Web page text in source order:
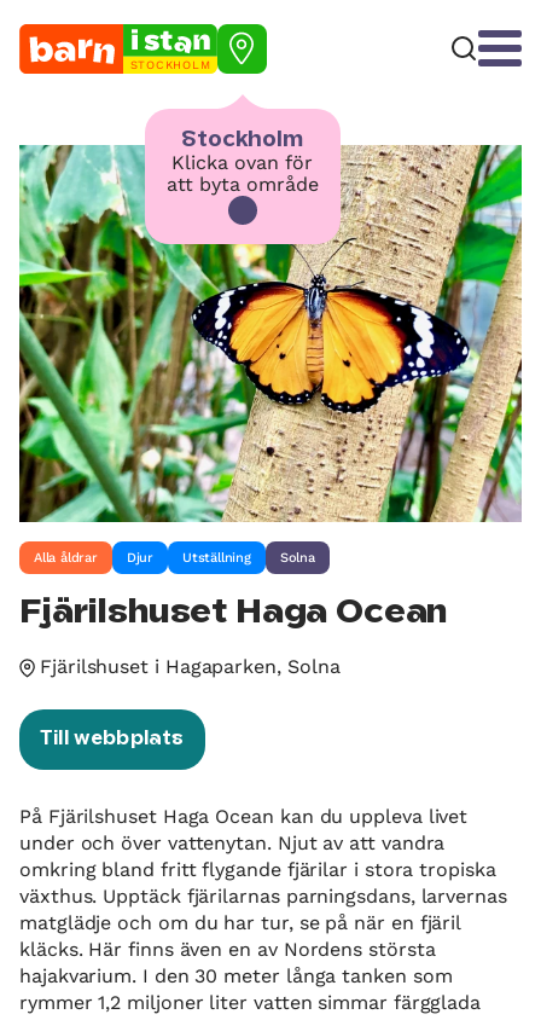
STOCKHOLM
Stockholm
Klicka ovan för
att byta område
Alla åldrar Djur Utställning Solna
Fjärilshuset Haga Ocean
Fjärilshuset i Hagaparken, Solna
Till webbplats
På Fjärilshuset Haga Ocean kan du uppleva livet
under och över vattenytan. Njut av att vandra
omkring bland fritt flygande fjärilar i stora tropiska
växthus. Upptäck fjärilarnas parningsdans, larvernas
matglädje och om du har tur, se på när en fjäril
kläcks. Här finns även en av Nordens största
hajakvarium. I den 30 meter långa tanken som
rymmer 1,2 miljoner liter vatten simmar färgglada